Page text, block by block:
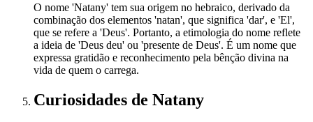
O nome 'Natany' tem sua origem no hebraico, derivado da
combinação dos elementos 'natan', que significa 'dar', e 'El',
que se refere a 'Deus'. Portanto, a etimologia do nome reflete
a ideia de 'Deus deu' ou 'presente de Deus'. É um nome que
expressa gratidão e reconhecimento pela bênção divina na
vida de quem o carrega.
Curiosidades de Natany